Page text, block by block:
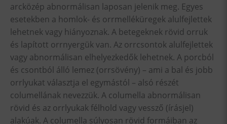
arcközép abnormálisan laposan jelenik meg. Egyes
esetekben a homlok- és orrmelléküregek alulfejlettek
lehetnek vagy hiányoznak. A betegeknek rövid orruk
és lapított orrnyergük van. Az orrcsontok alulfejlettek
vagy abnormálisan elhelyezkedők lehetnek. A porcból
és csontból álló lemez (orrsövény) – ami a bal és jobb
orrlyukat választja el egymástól – alsó részét
columellának nevezzük. A columella abnormálisan
rövid és az orrlyukak félhold vagy vessző (írásjel)
alakúak. A columella súlyosan rövid formáiban az